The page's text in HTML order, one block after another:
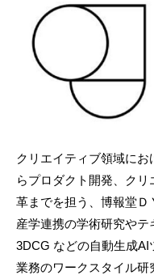
クリエイティブ領域に
らプロダクト開発、ク
革までを担う、博報堂Ｄ
産学連携の学術研究やテ
3DCG などの⾃動⽣成
業務のワークスタイル